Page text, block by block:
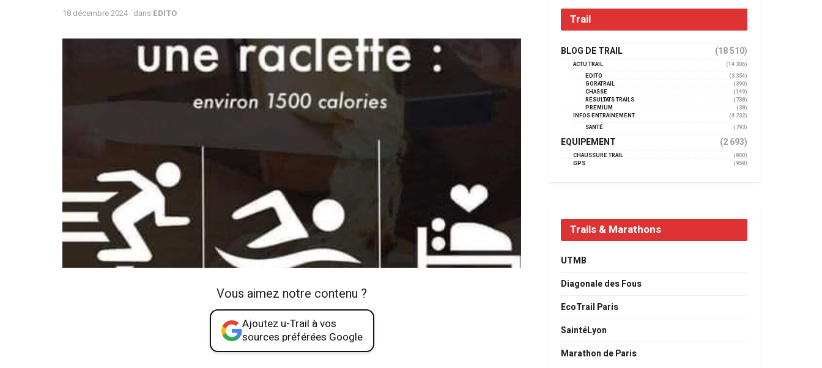
18 décembre 2024 dans EDITO
Vous aimez notre contenu ?
Ajoutez u-Trail à vos
sources préférées Google
Trail
BLOG DE TRAIL (18 510)
ACTU TRAIL
(14 306)
EDITO
(3 354)
GORATRAIL
(390)
CHASSE
(149)
RÉSULTATS TRAILS
(738)
PREMIUM
(38)
INFOS ENTRAINEMENT
(4 232)
SANTÉ
(793)
EQUIPEMENT (2 693)
CHAUSSURE TRAIL
(800)
GPS
(958)
Trails & Marathons
UTMB
Diagonale des Fous
EcoTrail Paris
SaintéLyon
Marathon de Paris